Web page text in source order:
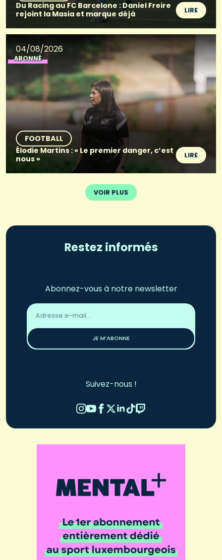
Du Racing au FC Barcelone : Daniel Freire
rejoint la Masia et marque déjà
LIRE
04/08/2026
ABONNÉ
FOOTBALL
Élodie Martins : « Le premier danger, c’est
nous »
LIRE
VOIR PLUS
Restez informés
Abonnez-vous à notre newsletter
Adresse
email
JE M’ABONNE
Suivez-nous !